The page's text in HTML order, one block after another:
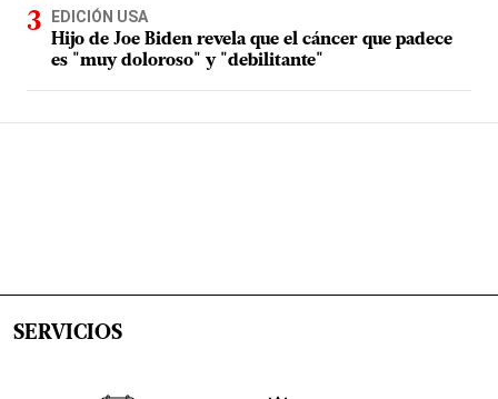
EDICIÓN USA
Hijo de Joe Biden revela que el cáncer que padece
es "muy doloroso" y "debilitante"
SERVICIOS